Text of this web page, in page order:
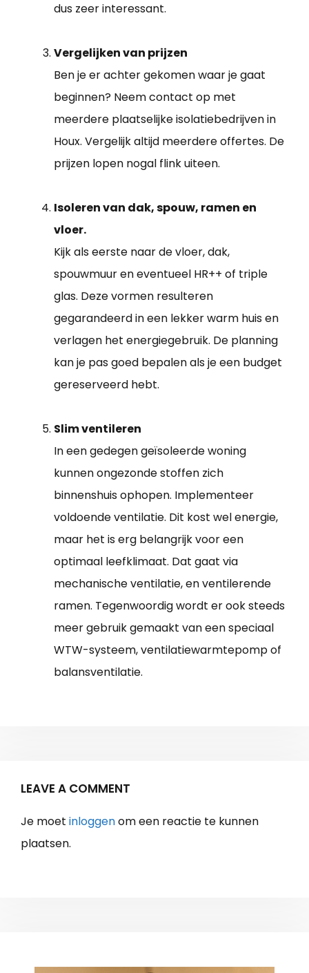
dus zeer interessant.
Vergelijken van prijzen
Ben je er achter gekomen waar je gaat
beginnen? Neem contact op met
meerdere plaatselijke isolatiebedrijven in
Houx. Vergelijk altijd meerdere offertes. De
prijzen lopen nogal flink uiteen.
Isoleren van dak, spouw, ramen en
vloer.
Kijk als eerste naar de vloer, dak,
spouwmuur en eventueel HR++ of triple
glas. Deze vormen resulteren
gegarandeerd in een lekker warm huis en
verlagen het energiegebruik. De planning
kan je pas goed bepalen als je een budget
gereserveerd hebt.
Slim ventileren
In een gedegen geïsoleerde woning
kunnen ongezonde stoffen zich
binnenshuis ophopen. Implementeer
voldoende ventilatie. Dit kost wel energie,
maar het is erg belangrijk voor een
optimaal leefklimaat. Dat gaat via
mechanische ventilatie, en ventilerende
ramen. Tegenwoordig wordt er ook steeds
meer gebruik gemaakt van een speciaal
WTW-systeem, ventilatiewarmtepomp of
balansventilatie.
LEAVE A COMMENT
Je moet inloggenom een reactie te kunnen
plaatsen.